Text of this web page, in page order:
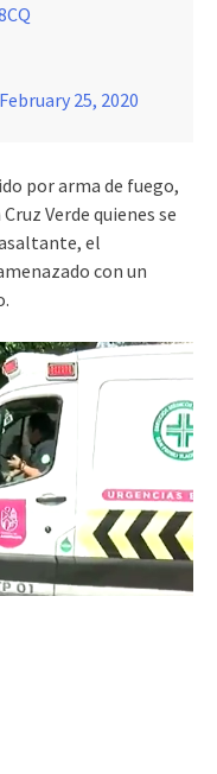
February 25, 2020
por arma de fuego,
Verde quienes se
el
con un